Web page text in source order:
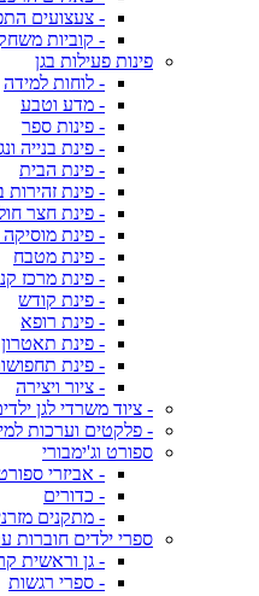
- צעצועים
- קוביות
פינות פעילות בגן
- לוחות למידה
- מדע וטבע
- פינות ספר
- פינת בנייה
- פינת הבית
- פינת זהירות
- פינת חצר
- פינת
- פינת מטבח
- פינת מרכז
- פינת קודש
- פינת רופא
- פינת תאטרון
- פינת
- ציור ויצירה
- ציוד משרדי לגן
- פלקטים וערכות
ספורט וג'ימבורי
- אביזרי
- כדורים
- מתקנים
ספרי ילדים חוברות
- גן וראשית
- ספרי רגשות